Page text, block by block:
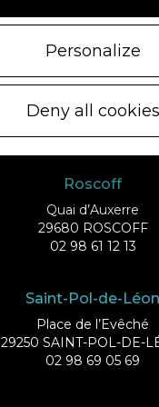
02 98 69 43 01
29253 ILE DE BATZ
Roscoff
Quai d’Auxerre
29680 ROSCOFF
02 98 61 12 13
Saint-Pol-de-Léon
Place de l’Evêché
29250 SAINT-POL-DE-
02 98 69 05 69
Personalize
Deny all cookies